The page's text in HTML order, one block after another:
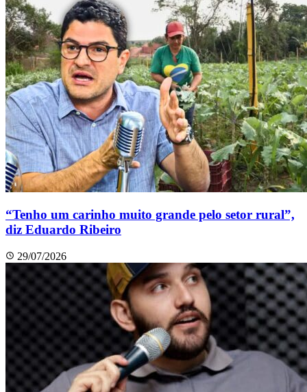
“Tenho um carinho muito grande pelo setor rural”,
diz Eduardo Ribeiro
29/07/2026